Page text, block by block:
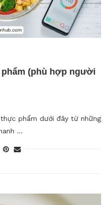
(phù hợp người
phẩm dưới đây từ những
…